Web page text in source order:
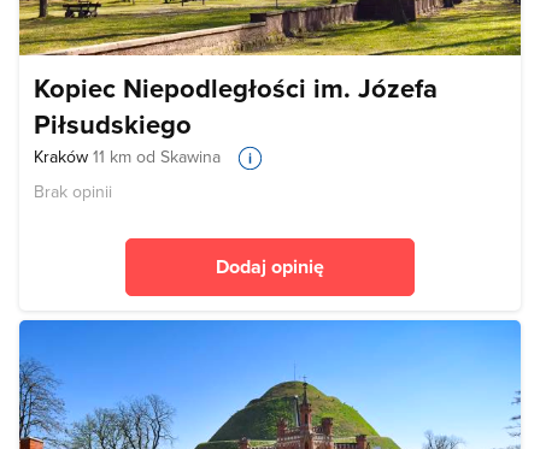
Kopiec Niepodległości im. Józefa
Piłsudskiego
Kraków 11 km od Skawina
Brak opinii
Dodaj opinię